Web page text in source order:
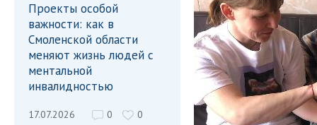
Проекты особой
важности: как в
Смоленской области
меняют жизнь людей с
ментальной
инвалидностью
17.07.2026 0 0